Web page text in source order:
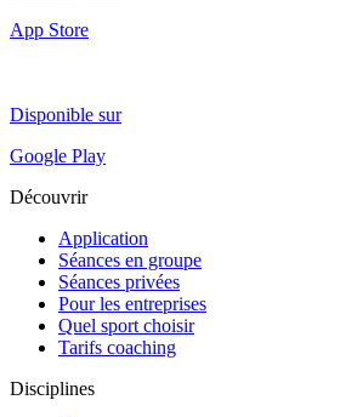
App Store
Disponible sur
Google Play
Découvrir
Application
Séances en groupe
Séances privées
Pour les entreprises
Quel sport choisir
Tarifs coaching
Disciplines